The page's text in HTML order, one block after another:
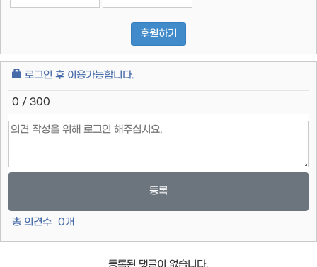
후원하기
로그인 후 이용가능합니다.
0 / 300
등록
총 의견수 0개
등록된 댓글이 없습니다.